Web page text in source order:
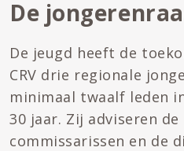
De
De jeugd heeft de
CRV drie regionale
minimaal twaalf leden
30 jaar. Zij adviseren de
commissarissen en de